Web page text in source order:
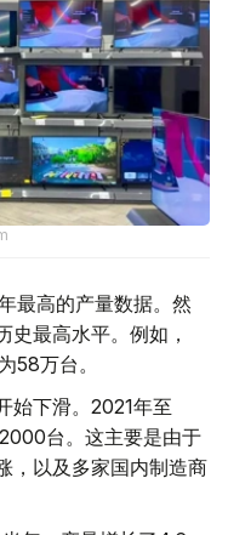
最高的产量数据。然
最高水平。例如，
58万台。
始下滑。2021年至
台。这主要是由于
，以及多家国内制造商